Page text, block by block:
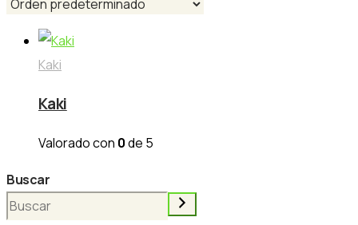
Kaki
Kaki
Valorado con 0de 5
Buscar